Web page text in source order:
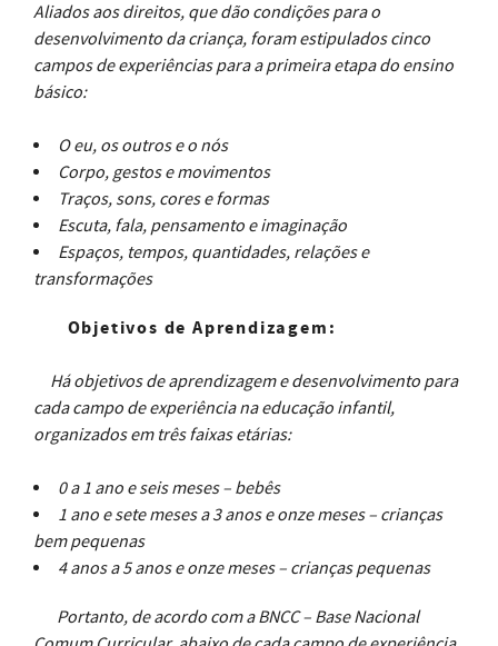
Aliados aos direitos, que dão condições para o
desenvolvimento da criança, foram estipulados cinco
campos de experiências para a primeira etapa do ensino
básico:
O eu, os outros e o nós
Corpo, gestos e movimentos
Traços, sons, cores e formas
Escuta, fala, pensamento e imaginação
Espaços, tempos, quantidades, relações e
transformações
Objetivos de Aprendizagem:
Há objetivos de aprendizagem e desenvolvimento para
cada campo de experiência na educação infantil,
organizados em três faixas etárias:
0 a 1 ano e seis meses – bebês
1 ano e sete meses a 3 anos e onze meses – crianças
bem pequenas
4 anos a 5 anos e onze meses – crianças pequenas
Portanto, de acordo com a BNCC – Base Nacional